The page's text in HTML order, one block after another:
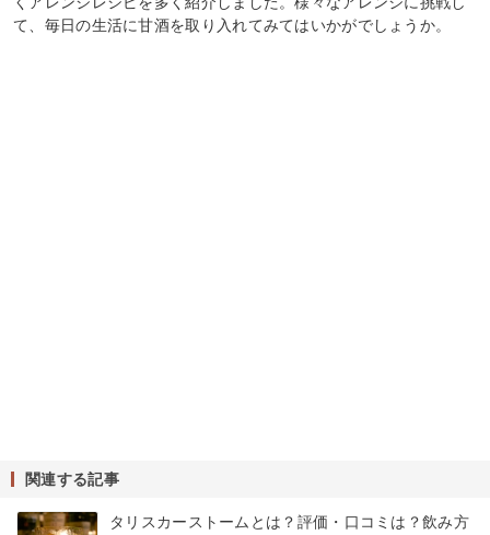
て、毎日の生活に甘酒を取り入れてみてはいかがでしょうか。
関連する記事
タリスカーストームとは？評価・口コミは？飲み方